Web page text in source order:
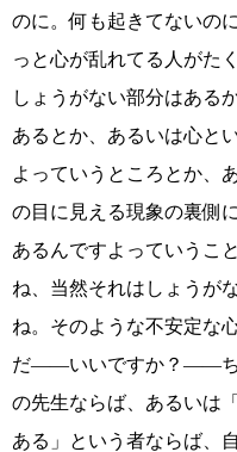
のに。何も起きてないの
っと心が乱れてる人がた
しょうがない部分はある
あるとか、あるいは心と
よっていうところとか、
の目に見える現象の裏側
あるんですよっていうこ
ね、当然それはしょうが
ね。そのような不安定な
だ――いいですか？――ち
の先生ならば、あるいは
ある」という者ならば、